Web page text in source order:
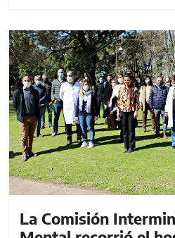
La Comisión